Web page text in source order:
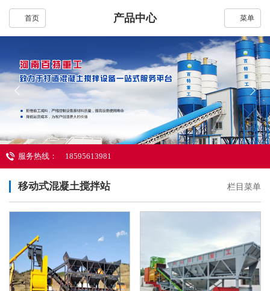
首页 产品中心 菜单
服务热线： 18595613981
移动式混凝土搅拌站 栏目菜单